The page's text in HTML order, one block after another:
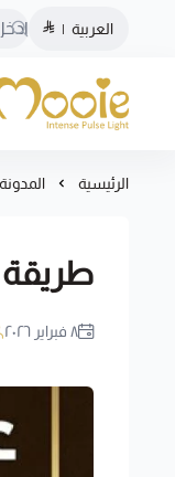
العربية |
الموقع
الرئيسية المدونة
طريقة
٨ فبراير ٢٠٢٦